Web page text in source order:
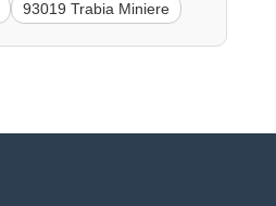
93019 Trabia Miniere